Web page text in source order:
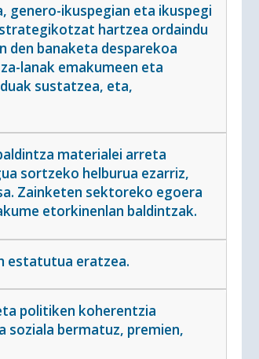
genero-ikuspegian eta ikuspegi
hartzea ordaindu
den banaketa desparekoa
lanak emakumeen eta
sustatzea, eta,
materialei arreta
sortzeko helburua ezarriz,
Zainketen sektoreko egoera
etorkinenlan baldintzak.
estatutua eratzea.
politiken koherentzia
bermatuz, premien,